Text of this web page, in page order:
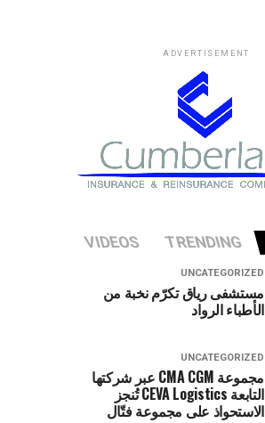
ADVERTISEMENT
TRENDING
VIDEOS
UNCATEGORIZED
مستشفى رياق تكرّم نخبة من
الأطباء الرواد
UNCATEGORIZED
مجموعة CMA CGM عبر شركتها
التابعة CEVA Logistics تُنجز
الاستحواذ على مجموعة فتّال